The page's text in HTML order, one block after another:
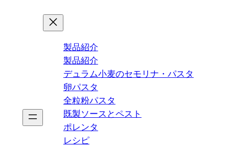
製品紹介
製品紹介
デュラム小麦のセモリナ・パスタ
卵パスタ
全粒粉パスタ
既製ソースとペスト
ポレンタ
レシピ